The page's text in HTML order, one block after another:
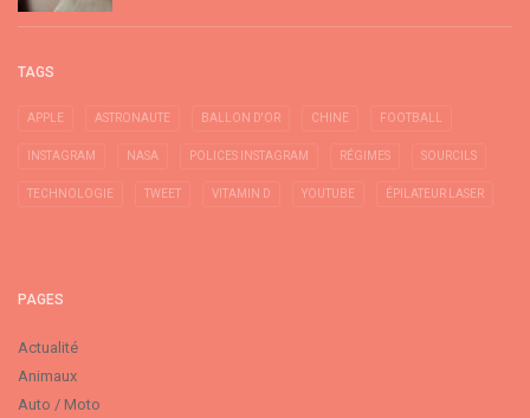
TAGS
APPLE ASTRONAUTE BALLON D'OR CHINE FOOTBALL
INSTAGRAM NASA POLICES INSTAGRAM RÉGIMES SOURCILS
TECHNOLOGIE TWEET VITAMIN D YOUTUBE ÉPILATEUR LASER
PAGES
Actualité
Animaux
Auto / Moto